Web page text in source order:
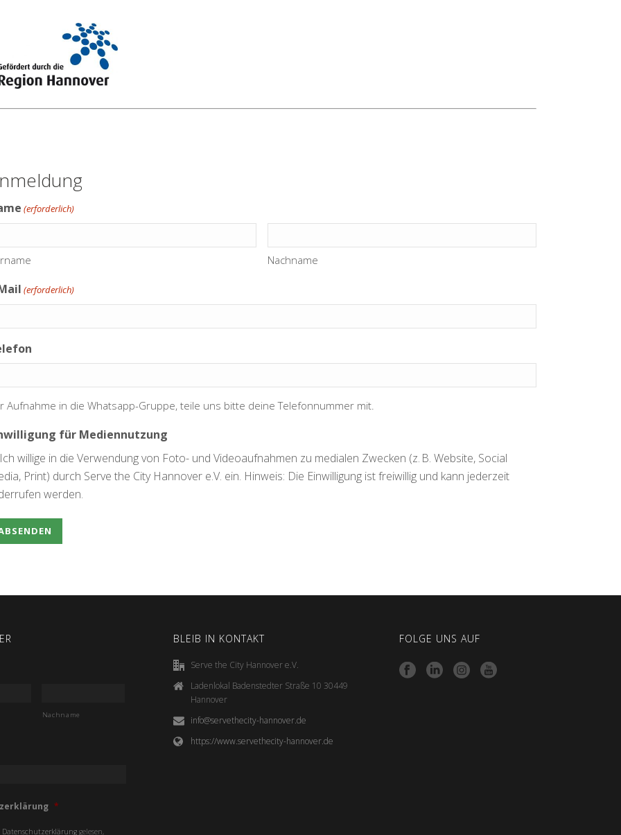
(erforderlich)
Nachname
(erforderlich)
Aufnahme in die Whatsapp-Gruppe, teile uns bitte deine Telefonnummer mit.
für Mediennutzung
willige in die Verwendung von Foto- und Videoaufnahmen zu medialen Zwecken (z. B. Website, Social
Print) durch Serve the City Hannover e.V. ein. Hinweis: Die Einwilligung ist freiwillig und kann jederzeit
werden.
Nachname
*
Datenschutzerklärung gelesen,
BLEIB IN KONTAKT
Serve the City Hannover e.V.
Ladenlokal Badenstedter Straße 10 30449
Hannover
info@servethecity-hannover.de
https://www.servethecity-hannover.de
FOLGE UNS AUF